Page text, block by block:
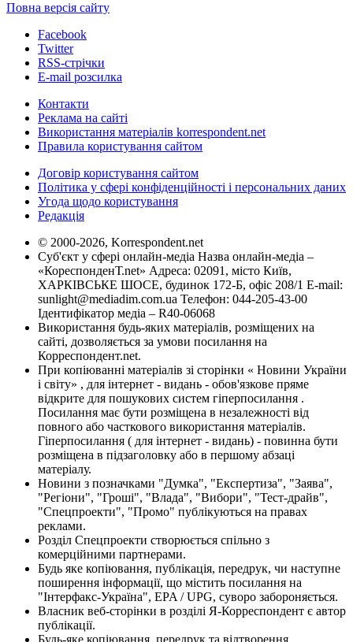
Повна версія сайту
Facebook
Twitter
RSS-стрічки
E-mail розсилка
Контакти
Реклама на сайті
Використання матеріалів korrespondent.net
Правила користування сайтом
Договір користування сайтом
Політика у сфері конфіденційності і персональних даних
Угода щодо користування
Редакція
© 2000-2026, Korrespondent.net
Суб'єкт у сфері онлайн-медіа Назва онлайн-медіа –
«КореспонденТ.net» Адреса: 02091, місто Київ,
ХАРКІВСЬКЕ ШОСЕ, будинок 172-Б, офіс 208/1 E-mail:
sunlight@mediadim.com.ua Телефон: 044-205-43-00
Ідентифікатор медіа – R40-06068
Використання будь-яких матеріалів, розміщених на
сайті, дозволяється за умови посилання на
Корреспондент.net.
При копіюванні матеріалів зі сторінки « Новини України
і світу» , для інтернет - видань - обов'язкове пряме
відкрите для пошукових систем гіперпосилання .
Посилання має бути розміщена в незалежності від
повного або часткового використання матеріалів.
Гіперпосилання ( для інтернет - видань) - повинна бути
розміщена в підзаголовку або в першому абзаці
матеріалу.
Новини з позначками "Думка", "Експертиза", "Заява",
"Регіони", "Гроші", "Влада", "Вибори", "Тест-драйв",
"Спецпроекти", "Промо" публікуються на правах
реклами.
Розділ Спецпроекти створюється спільно з
комерційними партнерами.
Будь яке копіювання, публікація, передрук, чи наступне
поширення інформації, що містить посилання на
"Інтерфакс-Україна", EPA / UPG, суворо забороняється.
Власник веб-сторінки в розділі Я-Корреспондент є автор
публікації.
Будь-яке копіювання, передрук та відтворення